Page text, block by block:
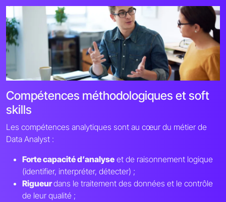
Compétences méthodologiques et soft
skills
Les compétences analytiques sont au cœur du métier de
Data Analyst :
Forte capacité d’analyse et de raisonnement logique
(identifier, interpréter, détecter) ;
Rigueurdans le traitement des données et le contrôle
de leur qualité ;